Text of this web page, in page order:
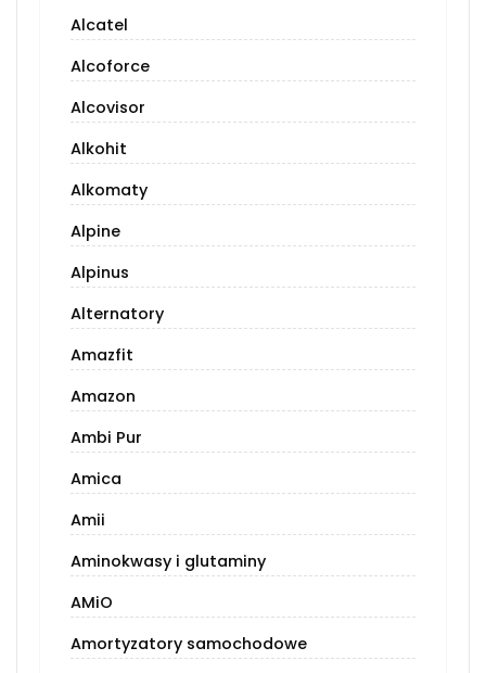
Alcatel
Alcoforce
Alcovisor
Alkohit
Alkomaty
Alpine
Alpinus
Alternatory
Amazfit
Amazon
Ambi Pur
Amica
Amii
Aminokwasy i glutaminy
AMiO
Amortyzatory samochodowe